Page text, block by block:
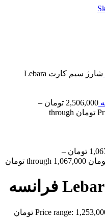
شارژ سیم کارت Lebara
2,506,000 تومان –
Price range: 1,253,000 تومان through
تومان –
Price range: 1,253,000 تومان